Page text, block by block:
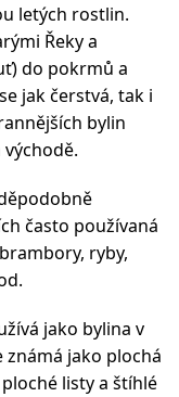
letých rostlin.
Řeky a
do pokrmů a
jak čerstvá, tak i
bylin
často používaná
ryby,
jako bylina v
známá jako plochá
listy a štíhlé